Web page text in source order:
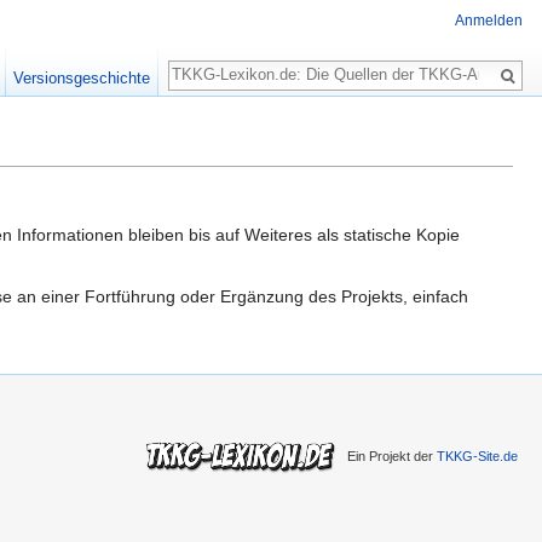
Informationen bleiben bis auf Weiteres als statische Kopie
an einer Fortführung oder Ergänzung des Projekts, einfach
Anmelden
Versionsgeschichte
Suche
Ein Projekt der TKKG-Site.de